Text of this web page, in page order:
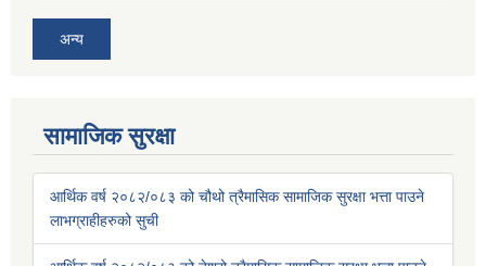
अन्य
सामाजिक सुरक्षा
आर्थिक वर्ष २०८२/०८३ को चौथो त्रैमासिक सामाजिक सुरक्षा भत्ता पाउने
लाभग्राहीहरुको सुची